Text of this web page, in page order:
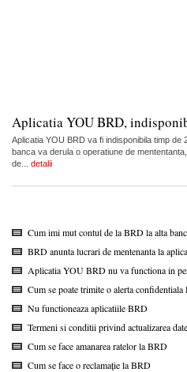
Aplicatia YOU BRD,
Aplicatia YOU BRD va fi indisponibila timp
banca va derula o operatiune de
de... detalii
Cum imi mut contul de la BRD la alta
BRD anunta lucrari de mentenanta la
Aplicatia YOU BRD nu va functiona in
Cum se poate trimite o alerta
Nu functioneaza aplicatiile BRD
Termeni si conditii privind actualizarea
Cum se face amanarea ratelor la BRD
Cum se face o reclamație la BRD